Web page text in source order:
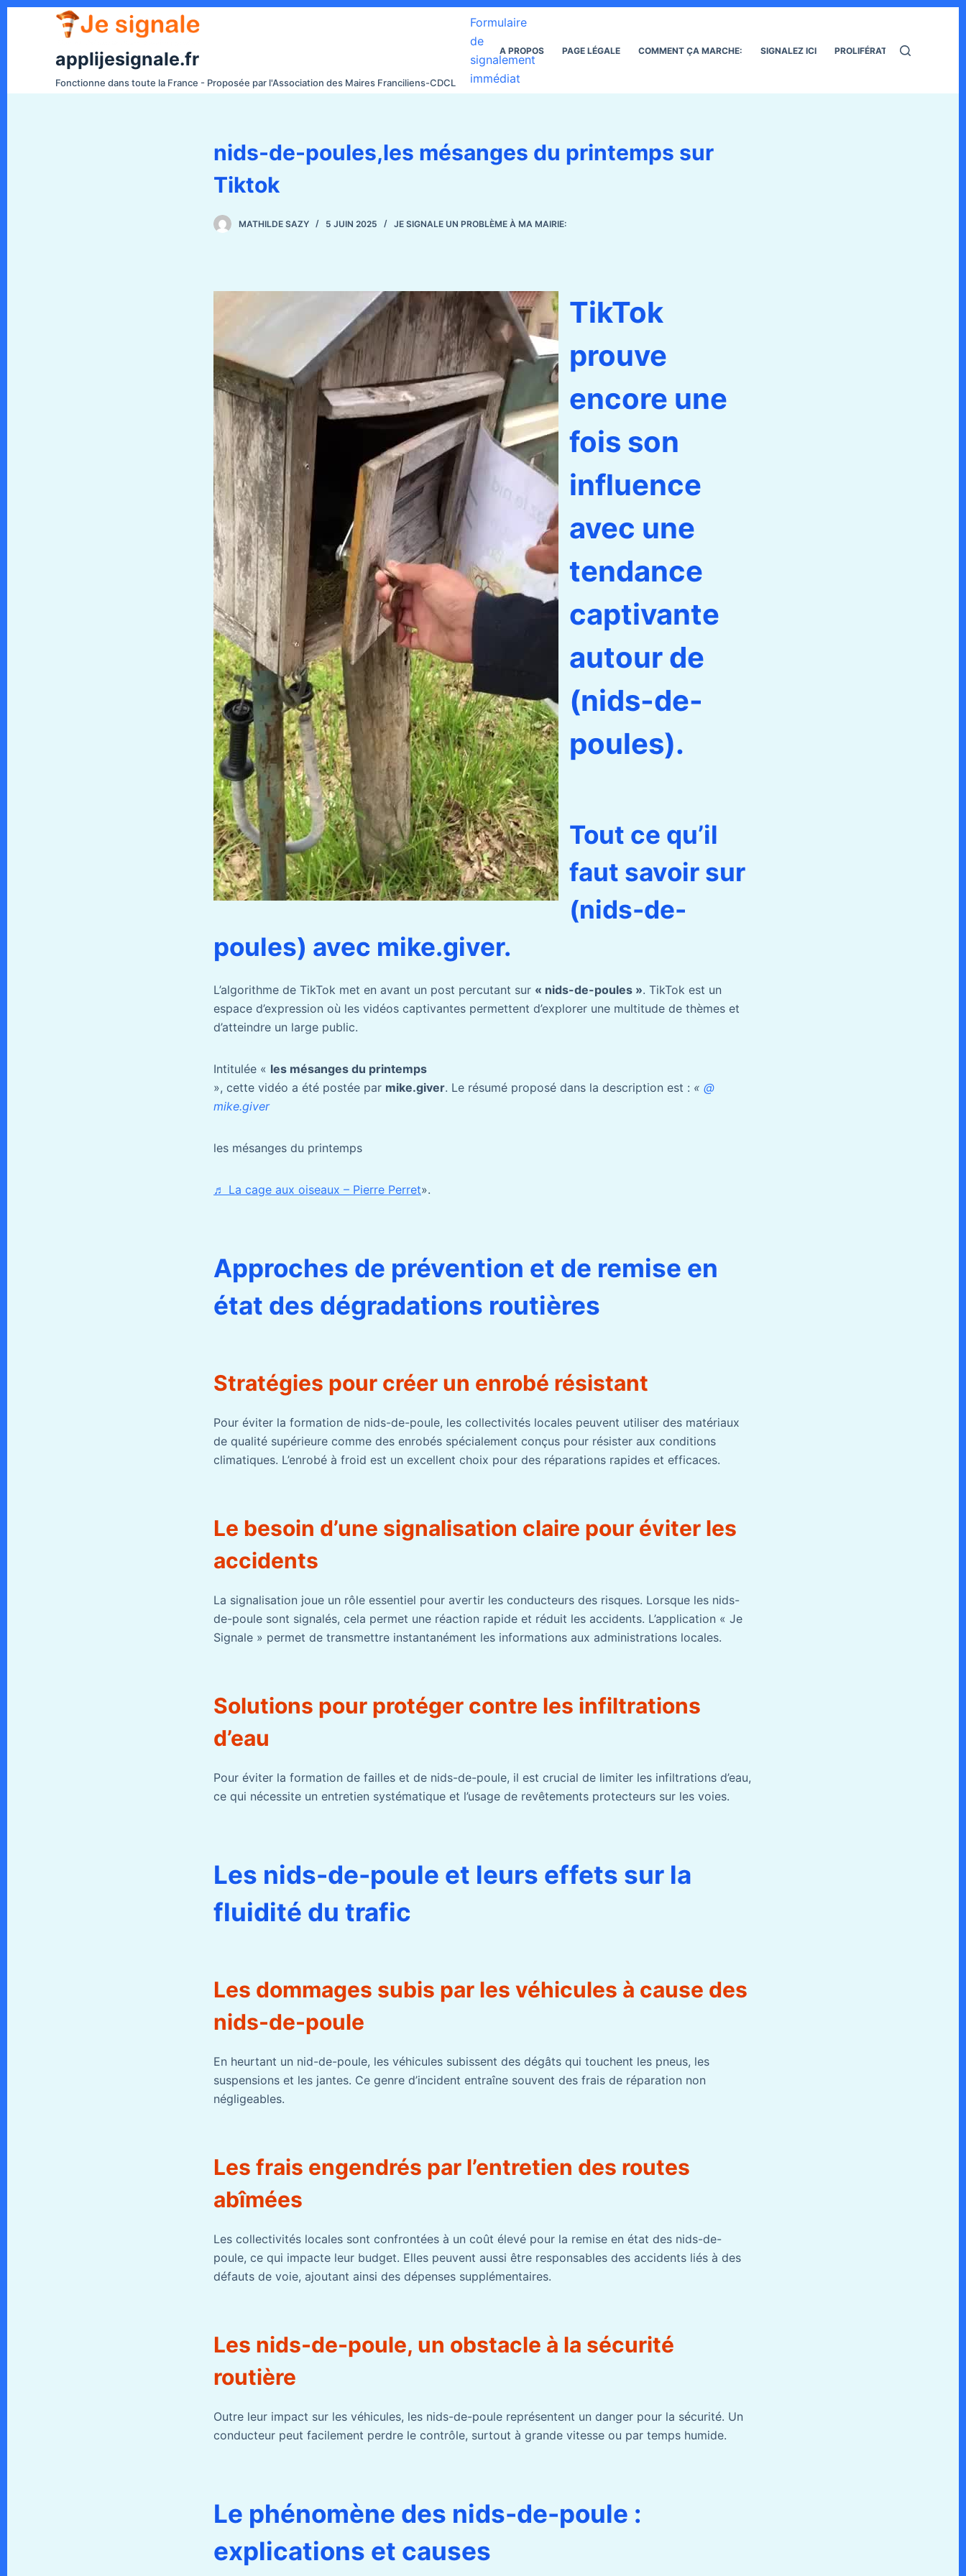
e
applijesignale.fr
Fonctionne dans toute la France - Proposée par l'Association des Maires Franciliens-CDCL
Formulaire
de
signalement
immédiat
A PROPOS PAGE LÉGALE COMMENT ÇA MARCHE: SIGNALEZ ICI PROLIFÉRATION DES RATS
nids-de-poules,les mésanges du printemps sur
Tiktok
MATHILDE SAZY 5 JUIN 2025 JE SIGNALE UN PROBLÈME À MA MAIRIE:
TikTok
prouve
encore une
fois son
influence
avec une
tendance
captivante
autour de
(nids-de-
poules).
Tout ce qu’il
faut savoir sur
(nids-de-
poules) avec mike.giver.
L’algorithme de TikTok met en avant un post percutant sur « nids-de-poules ». TikTok est un
espace d’expression où les vidéos captivantes permettent d’explorer une multitude de thèmes et
d’atteindre un large public.
Intitulée « les mésanges du printemps
», cette vidéo a été postée par mike.giver. Le résumé proposé dans la description est : « @
mike.giver
les mésanges du printemps
♬ La cage aux oiseaux – Pierre Perret».
Approches de prévention et de remise en
état des dégradations routières
Stratégies pour créer un enrobé résistant
Pour éviter la formation de nids-de-poule, les collectivités locales peuvent utiliser des matériaux
de qualité supérieure comme des enrobés spécialement conçus pour résister aux conditions
climatiques. L’enrobé à froid est un excellent choix pour des réparations rapides et efficaces.
Le besoin d’une signalisation claire pour éviter les
accidents
La signalisation joue un rôle essentiel pour avertir les conducteurs des risques. Lorsque les nids-
de-poule sont signalés, cela permet une réaction rapide et réduit les accidents. L’application « Je
Signale » permet de transmettre instantanément les informations aux administrations locales.
Solutions pour protéger contre les infiltrations
d’eau
Pour éviter la formation de failles et de nids-de-poule, il est crucial de limiter les infiltrations d’eau,
ce qui nécessite un entretien systématique et l’usage de revêtements protecteurs sur les voies.
Les nids-de-poule et leurs effets sur la
fluidité du trafic
Les dommages subis par les véhicules à cause des
nids-de-poule
En heurtant un nid-de-poule, les véhicules subissent des dégâts qui touchent les pneus, les
suspensions et les jantes. Ce genre d’incident entraîne souvent des frais de réparation non
négligeables.
Les frais engendrés par l’entretien des routes
abîmées
Les collectivités locales sont confrontées à un coût élevé pour la remise en état des nids-de-
poule, ce qui impacte leur budget. Elles peuvent aussi être responsables des accidents liés à des
défauts de voie, ajoutant ainsi des dépenses supplémentaires.
Les nids-de-poule, un obstacle à la sécurité
routière
Outre leur impact sur les véhicules, les nids-de-poule représentent un danger pour la sécurité. Un
conducteur peut facilement perdre le contrôle, surtout à grande vitesse ou par temps humide.
Le phénomène des nids-de-poule :
explications et causes